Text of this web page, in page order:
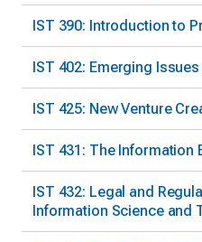
IST 390: Introduction to
IST 402: Emerging
IST 425: New Venture
IST 431: The Information
IST 432: Legal and
Information Science and